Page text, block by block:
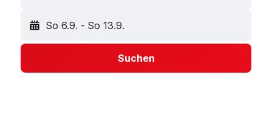
So 6.9. - So 13.9.
Suchen